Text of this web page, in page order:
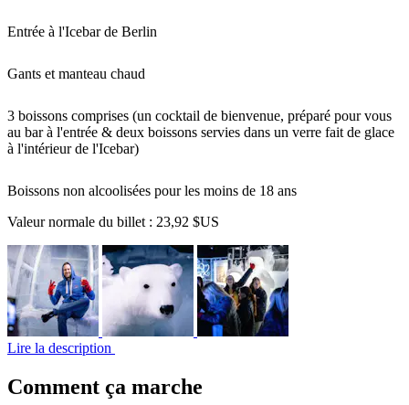
Entrée à l'Icebar de Berlin
Gants et manteau chaud
3 boissons comprises (un cocktail de bienvenue, préparé pour vous
au bar à l'entrée & deux boissons servies dans un verre fait de glace
à l'intérieur de l'Icebar)
Boissons non alcoolisées pour les moins de 18 ans
Valeur normale du billet : 23,92 $US
Lire la description
Comment ça marche